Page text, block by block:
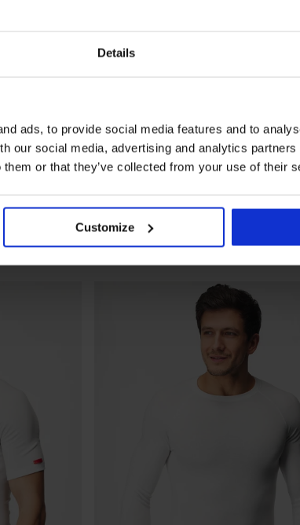
Details
ads, to provide social media features and to
our social media, advertising and analytics
or that they’ve collected from your use of their
Customize